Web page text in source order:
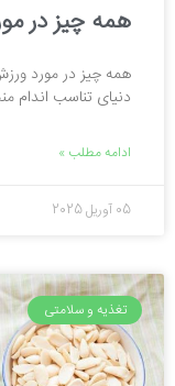
همه چیز در
همه چیز در مورد
دنیای تناسب اندام
ادامه مطلب »
05 آوریل 2025
تغذیه و سلامتی